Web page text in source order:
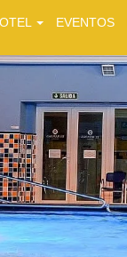
EVENTOS